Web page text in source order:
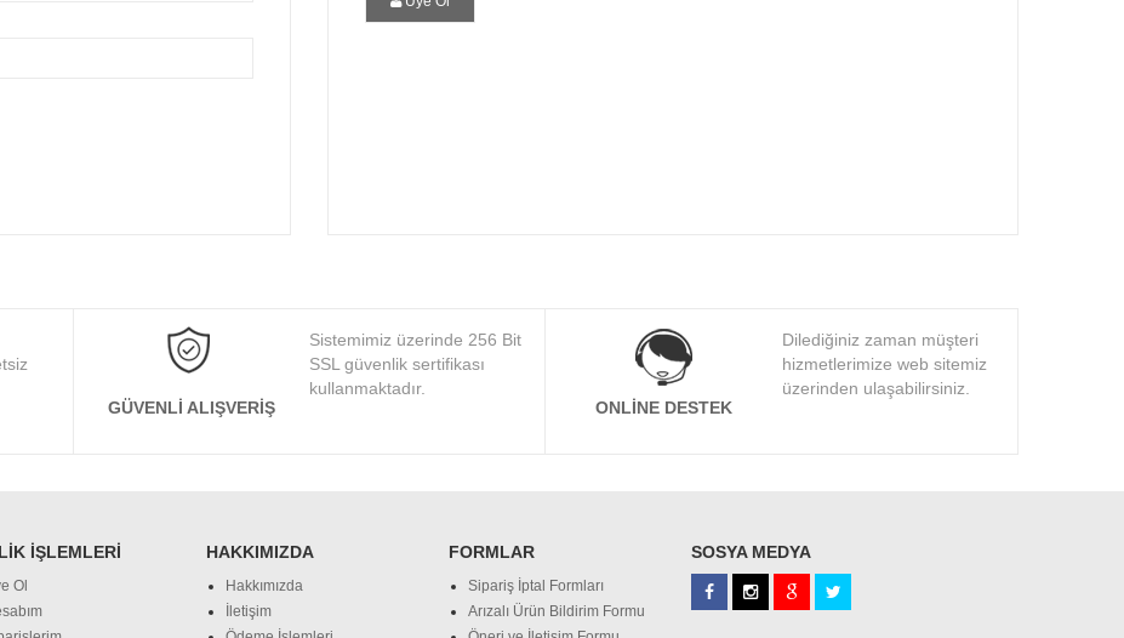
GÜVENLI ALIŞVERIŞ
Sistemimiz üzerinde 256 Bit
SSL güvenlik sertifikası
kullanmaktadır.
ONLINE DESTEK
Dilediğiniz zaman müşteri
hizmetlerimize web sitemiz
üzerinden ulaşabilirsiniz.
İŞLEMLERI
Ol
HAKKIMIZDA
Hakkımızda
İletişim
FORMLAR
Sipariş İptal Formları
Arızalı Ürün Bildirim Formu
SOSYA MEDYA